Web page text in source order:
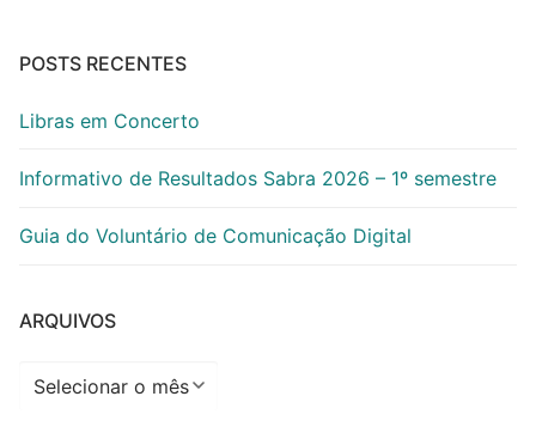
POSTS RECENTES
Libras em Concerto
Informativo de Resultados Sabra 2026 – 1º semestre
Guia do Voluntário de Comunicação Digital
ARQUIVOS